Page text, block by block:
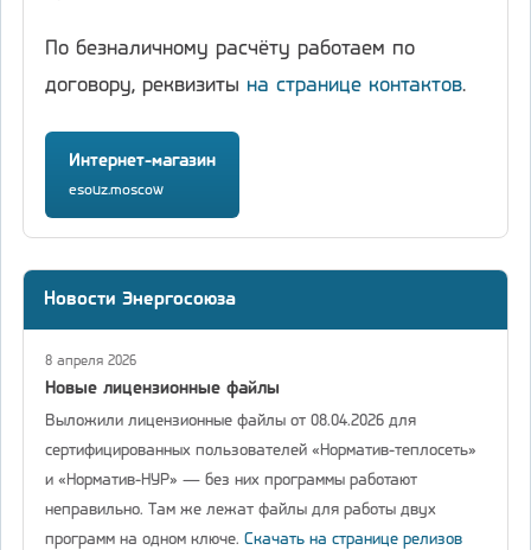
По безналичному расчёту работаем по
договору, реквизиты на странице контактов.
Интернет-магазин
esouz.moscow
Новости Энергосоюза
8 апреля 2026
Новые лицензионные файлы
Выложили лицензионные файлы от 08.04.2026 для
сертифицированных пользователей «Норматив-теплосеть»
и «Норматив-НУР» — без них программы работают
неправильно. Там же лежат файлы для работы двух
программ на одном ключе. Скачать на странице релизов